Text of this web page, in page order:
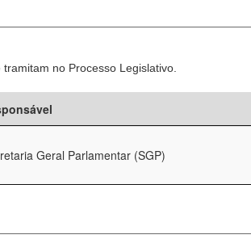
no Processo Legislativo.
Geral Parlamentar (SGP)